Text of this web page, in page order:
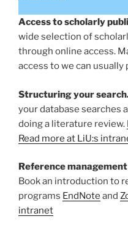
Access to scholarly
wide selection of
through online access.
access to we can usually
Structuring your
your database searches
doing a literature review.
Read more at LiU:s
Reference management
Book an introduction to
programs EndNote and
intranet